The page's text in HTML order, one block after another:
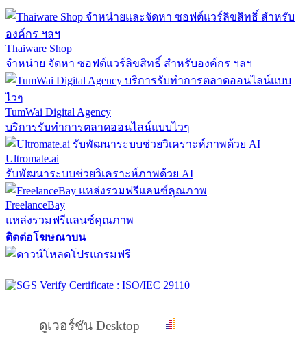
Thaiware Shop
จำหน่าย จัดหา ซอฟต์แวร์ลิขสิทธิ์ สำหรับองค์กร ฯลฯ
TumWai Digital Agency
บริการรับทำการตลาดออนไลน์แบบไวๆ
Ultromate.ai
รับพัฒนาระบบช่วยวิเคราะห์ภาพด้วย AI
FreelanceBay
แหล่งรวมฟรีแลนซ์คุณภาพ
ติดต่อโฆษณาบน
ดูเวอร์ชัน Desktop